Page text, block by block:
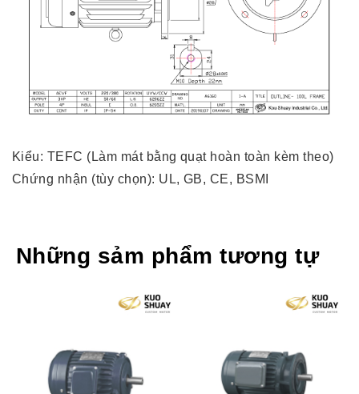
Kiểu: TEFC (Làm mát bằng quạt hoàn toàn kèm theo)
Chứng nhận (tùy chọn): UL, GB, CE, BSMI
Những sảm phẩm tương tự